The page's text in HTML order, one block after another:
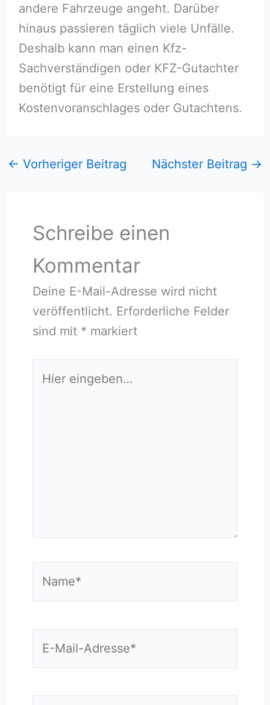
andere Fahrzeuge angeht. Darüber
hinaus passieren täglich viele Unfälle.
Deshalb kann man einen Kfz-
Sachverständigen oder KFZ-Gutachter
benötigt für eine Erstellung eines
Kostenvoranschlages oder Gutachtens.
← Vorheriger Beitrag Nächster Beitrag →
Schreibe einen
Kommentar
Deine E-Mail-Adresse wird nicht
veröffentlicht. Erforderliche Felder
sind mit * markiert
eingeben…